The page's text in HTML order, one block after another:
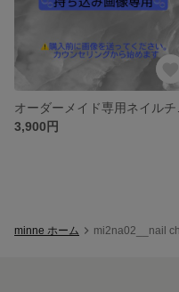
3,900円
minne ホーム mi2na02__nail